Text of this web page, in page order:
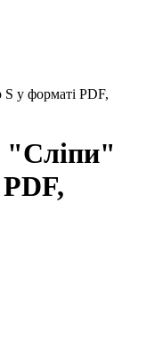
у форматі PDF,
"Сліпи"